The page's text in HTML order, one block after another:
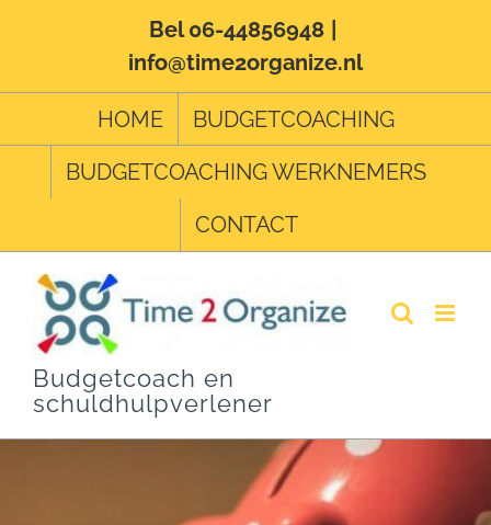
Bel 06-44856948
info@time2organize.nl
HOME
BUDGETCOACHING
BUDGETCOACHING WERKNEMERS
CONTACT
Budgetcoach en
schuldhulpverlener